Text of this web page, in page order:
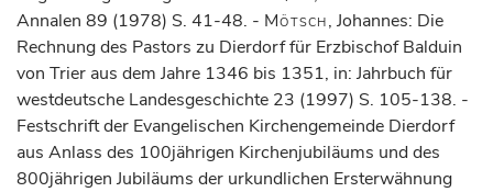
Annalen 89 (1978) S. 41-48. - Mötsch, Johannes: Die
Rechnung des Pastors zu Dierdorf für Erzbischof Balduin
von Trier aus dem Jahre 1346 bis 1351, in: Jahrbuch für
westdeutsche Landesgeschichte 23 (1997) S. 105-138. -
Festschrift der Evangelischen Kirchengemeinde Dierdorf
aus Anlass des 100jährigen Kirchenjubiläums und des
800jährigen Jubiläums der urkundlichen Ersterwähnung